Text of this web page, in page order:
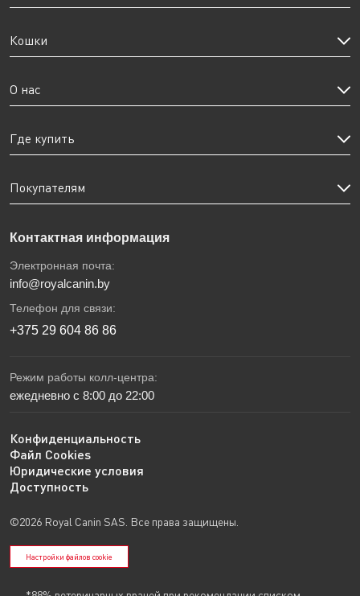
Кошки
О нас
Где купить
Покупателям
Контактная информация
Электронная почта:
info@royalcanin.by
Телефон для связи:
+375 29 604 86 86
Режим работы колл-центра:
ежедневно с 8:00 до 22:00
Конфиденциальность
Файл Cookies
Юридические условия
Доступность
©2026 Royal Canin SAS. Все права защищены.
Настройки файлов cookie